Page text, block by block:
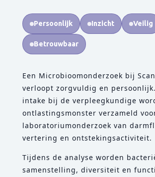
Persoonlijk Inzicht Veilig
Betrouwbaar
Een Microbioomonderzoek bij
verloopt zorgvuldig en
intake bij de verpleegkundige
ontlastingsmonster verzameld
laboratoriumonderzoek van
vertering en ontstekingsactiviteit.
Tijdens de analyse worden
samenstelling, diversiteit en